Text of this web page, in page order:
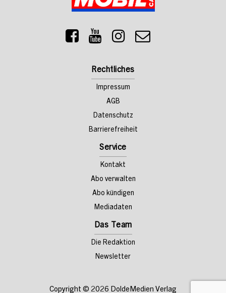
Rechtliches
Impressum
AGB
Datenschutz
Barrierefreiheit
Service
Kontakt
Abo verwalten
Abo kündigen
Mediadaten
Das Team
Die Redaktion
Newsletter
Copyright © 2026 DoldeMedien Verlag